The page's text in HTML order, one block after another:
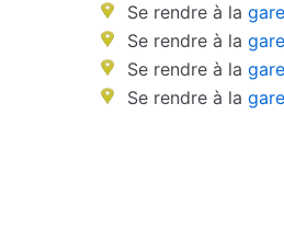
Se rendre à la
Se rendre à la
Se rendre à la
Se rendre à la